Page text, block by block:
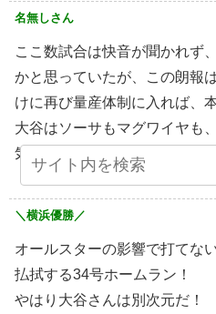
名無しさん
ここ数試合は快音が聞かれず
かと思っていたが、この朗報
けに再び量産体制に入れば、
大谷はソーサもマグワイヤも
気がする！本気でそう思える選
＼横浜優勝／
オールスターの影響で打てな
払拭する34号ホームラン！
やはり大谷さんは別次元だ！